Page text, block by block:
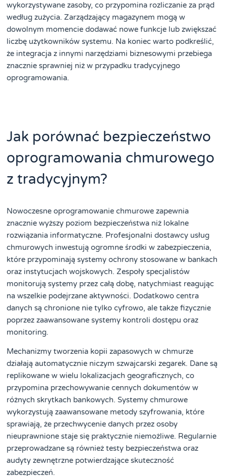
wykorzystywane zasoby, co przypomina rozliczanie za prąd
według zużycia. Zarządzający magazynem mogą w
dowolnym momencie dodawać nowe funkcje lub zwiększać
liczbę użytkowników systemu. Na koniec warto podkreślić,
że integracja z innymi narzędziami biznesowymi przebiega
znacznie sprawniej niż w przypadku tradycyjnego
oprogramowania.
Jak porównać bezpieczeństwo
oprogramowania chmurowego
z tradycyjnym?
Nowoczesne oprogramowanie chmurowe zapewnia
znacznie wyższy poziom bezpieczeństwa niż lokalne
rozwiązania informatyczne. Profesjonalni dostawcy usług
chmurowych inwestują ogromne środki w zabezpieczenia,
które przypominają systemy ochrony stosowane w bankach
oraz instytucjach wojskowych. Zespoły specjalistów
monitorują systemy przez całą dobę, natychmiast reagując
na wszelkie podejrzane aktywności. Dodatkowo centra
danych są chronione nie tylko cyfrowo, ale także fizycznie
poprzez zaawansowane systemy kontroli dostępu oraz
monitoring.
Mechanizmy tworzenia kopii zapasowych w chmurze
działają automatycznie niczym szwajcarski zegarek. Dane są
replikowane w wielu lokalizacjach geograficznych, co
przypomina przechowywanie cennych dokumentów w
różnych skrytkach bankowych. Systemy chmurowe
wykorzystują zaawansowane metody szyfrowania, które
sprawiają, że przechwycenie danych przez osoby
nieuprawnione staje się praktycznie niemożliwe. Regularnie
przeprowadzane są również testy bezpieczeństwa oraz
audyty zewnętrzne potwierdzające skuteczność
zabezpieczeń.